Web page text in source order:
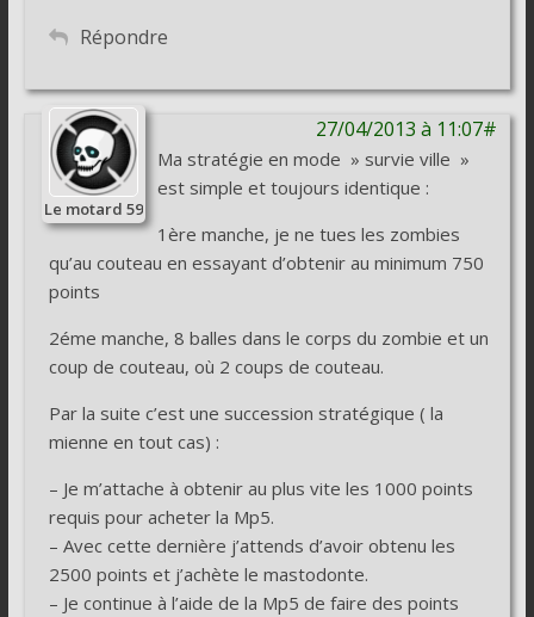
Répondre
27/04/2013 à 11:07#
Le motard 59
Ma stratégie en mode » survie ville »
est simple et toujours identique :
1ère manche, je ne tues les zombies
qu’au couteau en essayant d’obtenir au minimum 750
points
2éme manche, 8 balles dans le corps du zombie et un
coup de couteau, où 2 coups de couteau.
Par la suite c’est une succession stratégique ( la
mienne en tout cas) :
– Je m’attache à obtenir au plus vite les 1000 points
requis pour acheter la Mp5.
– Avec cette dernière j’attends d’avoir obtenu les
2500 points et j’achète le mastodonte.
– Je continue à l’aide de la Mp5 de faire des points